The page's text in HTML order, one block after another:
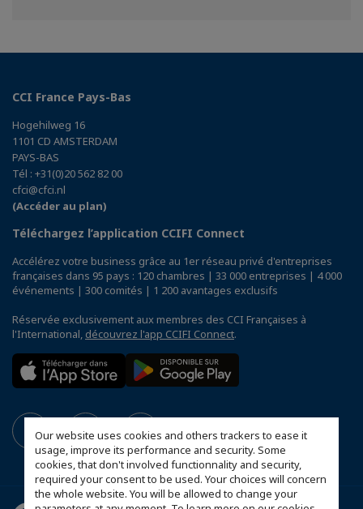
Our website uses cookies and others trackers to ease it
usage, improve its performance and security. Some
cookies, that don't involved functionnality and security,
required your consent to be used. Your choices will concern
the whole website. You will be allowed to change your
CCI France Pays-Bas
Hogehilweg 16
1101 CD AMSTERDAM
PAYS-BAS
Tél : +31(0)20 562 82 00
cfci@cfci.nl
(Accéder au plan)
Téléchargez l’application CCIFI Connect
Accélérez votre business grâce au 1er réseau privé d'entreprises
françaises dans 95 pays : 120 chambres | 33 000 entreprises | 4 000
événements | 300 comités | 1 200 avantages exclusifs
Réservée exclusivement aux membres des CCI Françaises à
l'International, découvrez l'app CCIFI Connect.